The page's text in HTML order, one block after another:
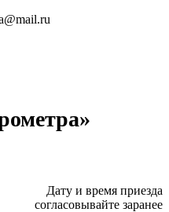
Дату и время приезда
согласовывайте заранее